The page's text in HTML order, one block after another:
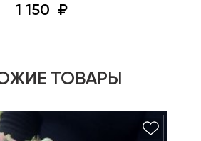
1 150
ТОВАРЫ